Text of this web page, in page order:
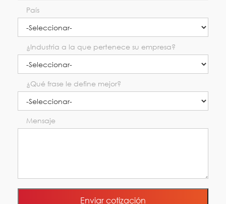
País
¿Industria a la que pertenece su empresa?
¿Qué frase le define mejor?
Mensaje